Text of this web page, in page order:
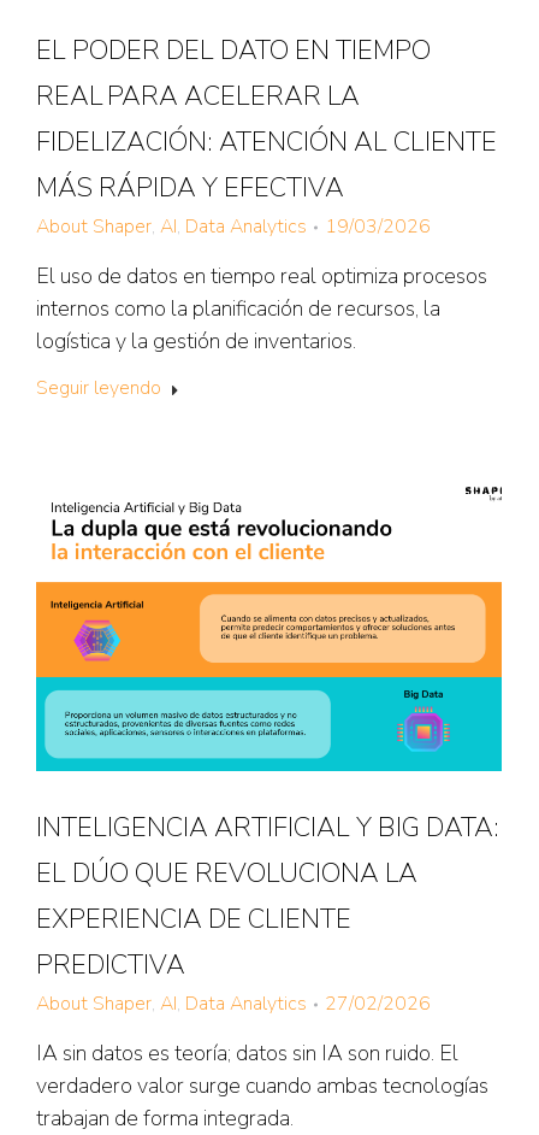
EL PODER DEL DATO EN TIEMPO
REAL PARA ACELERAR LA
FIDELIZACIÓN: ATENCIÓN AL CLIENTE
MÁS RÁPIDA Y EFECTIVA
About Shaper, AI, Data Analytics 19/03/2026
El uso de datos en tiempo real optimiza procesos
internos como la planificación de recursos, la
logística y la gestión de inventarios.
Seguir leyendo
INTELIGENCIA ARTIFICIAL Y BIG DATA:
EL DÚO QUE REVOLUCIONA LA
EXPERIENCIA DE CLIENTE
PREDICTIVA
About Shaper, AI, Data Analytics 27/02/2026
IA sin datos es teoría; datos sin IA son ruido. El
verdadero valor surge cuando ambas tecnologías
trabajan de forma integrada.